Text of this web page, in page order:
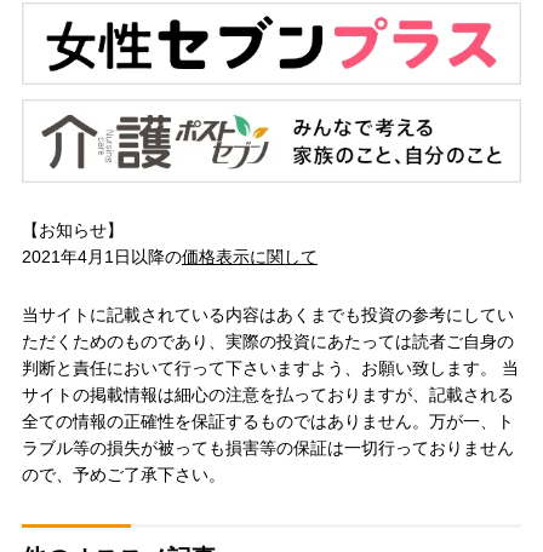
【お知らせ】
2021年4月1日以降の価格表示に関して
当サイトに記載されている内容はあくまでも投資の参考にしてい
ただくためのものであり、実際の投資にあたっては読者ご自身の
判断と責任において行って下さいますよう、お願い致します。 当
サイトの掲載情報は細心の注意を払っておりますが、記載される
全ての情報の正確性を保証するものではありません。万が一、ト
ラブル等の損失が被っても損害等の保証は一切行っておりません
ので、予めご了承下さい。